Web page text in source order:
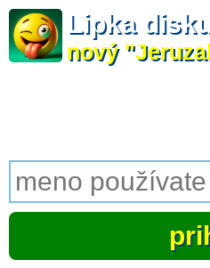
Lipka
nový